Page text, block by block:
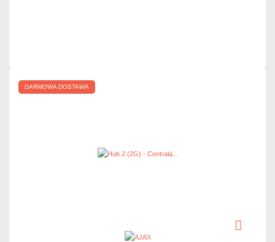
DARMOWA DOSTAWA